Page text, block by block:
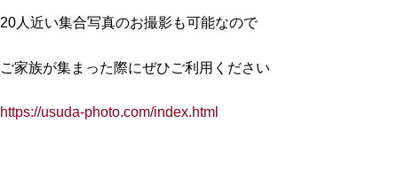
20人近い集合写真のお撮影も可能なので
ご家族が集まった際にぜひご利用ください
https://usuda-photo.com/index.html